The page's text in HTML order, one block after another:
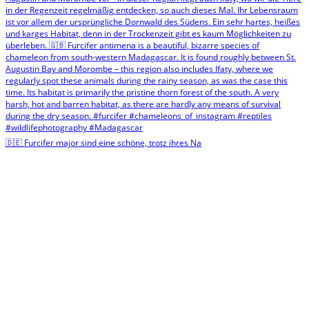
🇩🇪 Furcifer major sind eine schöne, trotz ihres Na